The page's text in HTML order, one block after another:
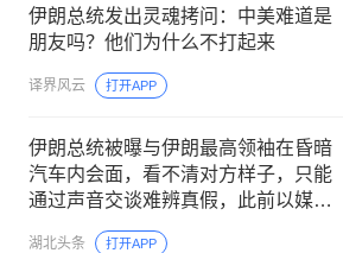
伊朗总统发出灵魂拷问：中美难道是
朋友吗？他们为什么不打起来
译界风云 打开APP
伊朗总统被曝与伊朗最高领袖在昏暗
汽车内会面，看不清对方样子，只能
通过声音交谈难辨真假，此前以媒称
穆杰塔巴处于极度危急状态随时会死
湖北头条 打开APP